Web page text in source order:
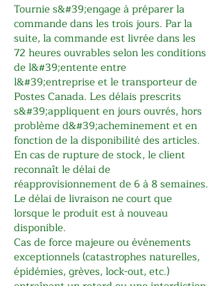
Tournie s&#39;engage à préparer la
commande dans les trois jours. Par la
suite, la commande est livrée dans les
72 heures ouvrables selon les conditions
de l&#39;entente entre
l&#39;entreprise et le transporteur de
Postes Canada. Les délais prescrits
s&#39;appliquent en jours ouvrés, hors
problème d&#39;acheminement et en
fonction de la disponibilité des articles.
En cas de rupture de stock, le client
reconnaît le délai de
réapprovisionnement de 6 à 8 semaines.
Le délai de livraison ne court que
lorsque le produit est à nouveau
disponible.
Cas de force majeure ou événements
exceptionnels (catastrophes naturelles,
épidémies, grèves, lock-out, etc.)